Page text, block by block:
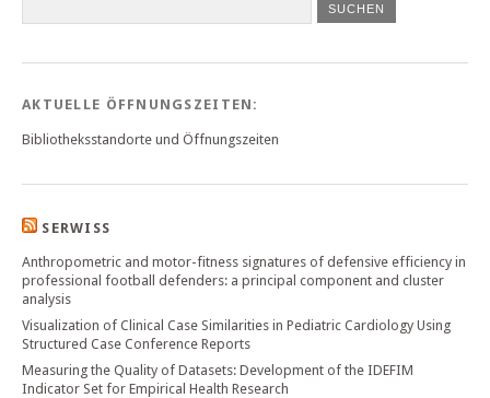
SUCHEN
AKTUELLE ÖFFNUNGSZEITEN:
Bibliotheksstandorte und Öffnungszeiten
SERWISS
Anthropometric and motor-fitness signatures of defensive efficiency in
professional football defenders: a principal component and cluster
analysis
Visualization of Clinical Case Similarities in Pediatric Cardiology Using
Structured Case Conference Reports
Measuring the Quality of Datasets: Development of the IDEFIM
Indicator Set for Empirical Health Research